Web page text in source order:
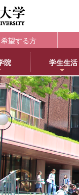
望する方
リシー
院 学生生活
デスク）
教育・研究
研究ポータル
動物実験委員会
女性研究リー
武庫川女子大
センター
スポーツセンタ